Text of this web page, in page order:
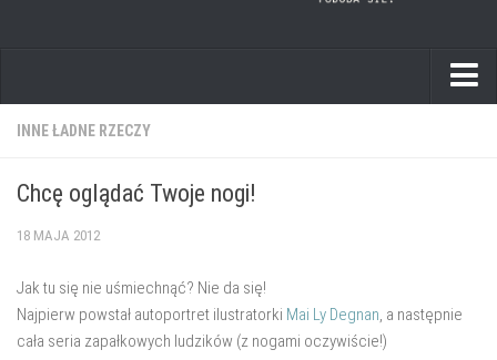
kuchnie
pokoje dziecięce
salon
Przedpokój
INNE ŁADNE RZECZY
Chcę oglądać Twoje nogi!
18 MAJA 2012
Jak tu się nie uśmiechnąć? Nie da się!
Najpierw powstał autoportret ilustratorki Mai Ly Degnan, a następnie
cała seria zapałkowych ludzików (z nogami oczywiście!)